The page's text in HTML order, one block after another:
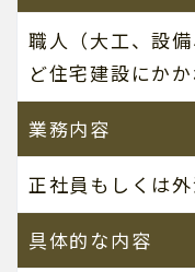
職人（大工、設
ど住宅建設にかか
業務内容
正社員もしくは
具体的な内容